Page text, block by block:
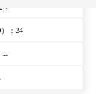
- -
：24
--